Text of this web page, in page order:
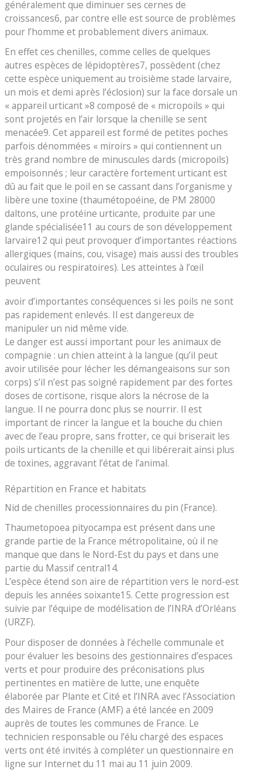
généralement que diminuer ses cernes de
croissances6, par contre elle est source de problèmes
pour l’homme et probablement divers animaux.
En effet ces chenilles, comme celles de quelques
autres espèces de lépidoptères7, possèdent (chez
cette espèce uniquement au troisième stade larvaire,
un mois et demi après l’éclosion) sur la face dorsale un
« appareil urticant »8 composé de « micropoils » qui
sont projetés en l’air lorsque la chenille se sent
menacée9. Cet appareil est formé de petites poches
parfois dénommées « miroirs » qui contiennent un
très grand nombre de minuscules dards (micropoils)
empoisonnés ; leur caractère fortement urticant est
dû au fait que le poil en se cassant dans l’organisme y
libère une toxine (thaumétopoéine, de PM 28000
daltons, une protéine urticante, produite par une
glande spécialisée11 au cours de son développement
larvaire12 qui peut provoquer d’importantes réactions
allergiques (mains, cou, visage) mais aussi des troubles
oculaires ou respiratoires). Les atteintes à l’œil
peuvent
avoir d’importantes conséquences si les poils ne sont
pas rapidement enlevés. Il est dangereux de
manipuler un nid même vide.
Le danger est aussi important pour les animaux de
compagnie : un chien atteint à la langue (qu’il peut
avoir utilisée pour lécher les démangeaisons sur son
corps) s’il n’est pas soigné rapidement par des fortes
doses de cortisone, risque alors la nécrose de la
langue. Il ne pourra donc plus se nourrir. Il est
important de rincer la langue et la bouche du chien
avec de l’eau propre, sans frotter, ce qui briserait les
poils urticants de la chenille et qui libérerait ainsi plus
de toxines, aggravant l’état de l’animal.
Répartition en France et habitats
Nid de chenilles processionnaires du pin (France).
Thaumetopoea pityocampa est présent dans une
grande partie de la France métropolitaine, où il ne
manque que dans le Nord-Est du pays et dans une
partie du Massif central14.
L’espèce étend son aire de répartition vers le nord-est
depuis les années soixante15. Cette progression est
suivie par l’équipe de modélisation de l’INRA d’Orléans
(URZF).
Pour disposer de données à l’échelle communale et
pour évaluer les besoins des gestionnaires d’espaces
verts et pour produire des préconisations plus
pertinentes en matière de lutte, une enquête
élaborée par Plante et Cité et l’INRA avec l’Association
des Maires de France (AMF) a été lancée en 2009
auprès de toutes les communes de France. Le
technicien responsable ou l’élu chargé des espaces
verts ont été invités à compléter un questionnaire en
ligne sur Internet du 11 mai au 11 juin 2009.